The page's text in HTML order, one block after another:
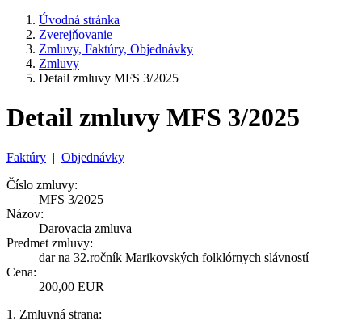
Úvodná stránka
Zverejňovanie
Zmluvy, Faktúry, Objednávky
Zmluvy
Detail zmluvy MFS 3/2025
Detail zmluvy MFS 3/2025
Faktúry | Objednávky
Číslo zmluvy:
MFS 3/2025
Názov:
Darovacia zmluva
Predmet zmluvy:
dar na 32.ročník Marikovských folklórnych slávností
Cena:
200,00 EUR
1. Zmluvná strana: